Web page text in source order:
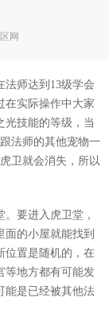
网
法师达到13级学会
在实际操作中大家
光技能的等级，当
法师的其他宠物一
卫就会消失，所以
要进入虎卫堂，
的小屋就能找到
位置是随机的，在
等地方都有可能发
能是已经被其他法